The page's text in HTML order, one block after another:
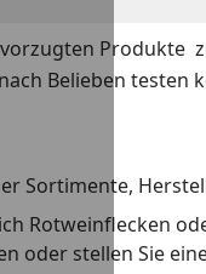
Produkte
Belieben testen
Sortimente,
Rotweinflecken
oder stellen Sie